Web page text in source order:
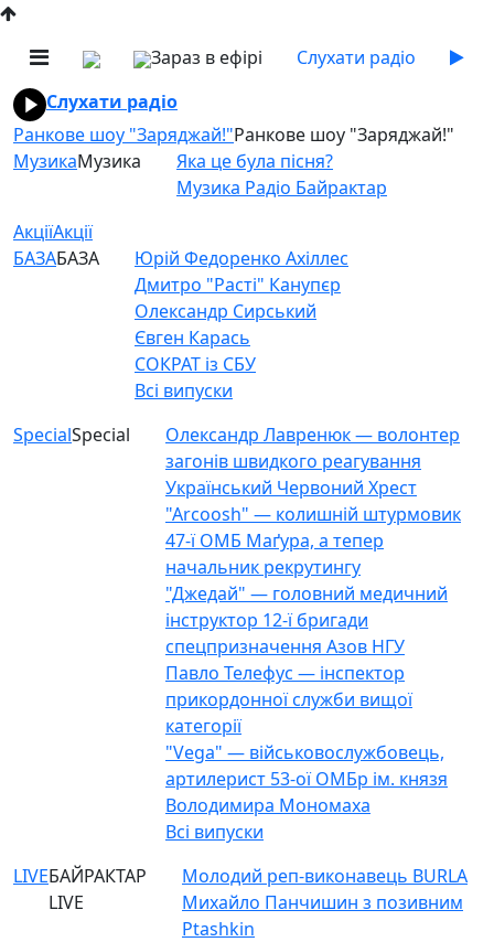
Зараз в ефірі
Слухати радіо
Слухати радіо
Ранкове шоу "Заряджай!"Ранкове шоу "Заряджай!"
МузикаМузика
Яка це була пісня?
Музика Радіо Байрактар
АкціїАкції
БАЗАБАЗА
Юрій Федоренко Ахіллес
Дмитро "Расті" Канупєр
Олександр Сирський
Євген Карась
СОКРАТ із СБУ
Всі випуски
SpecialSpecial
Олександр Лавренюк — волонтер
загонів швидкого реагування
Український Червоний Хрест
"Arcoosh" — колишній штурмовик
47-ї ОМБ Маґура, а тепер
начальник рекрутингу
"Джедай" — головний медичний
інструктор 12-ї бригади
спецпризначення Азов НГУ
Павло Телефус — інспектор
прикордонної служби вищої
категорії
"Vega" — військовослужбовець,
артилерист 53-ої ОМБр ім. князя
Володимира Мономаха
Всі випуски
LIVEБАЙРАКТАР
LIVE
Молодий реп-виконавець BURLA
Михайло Панчишин з позивним
Ptashkin